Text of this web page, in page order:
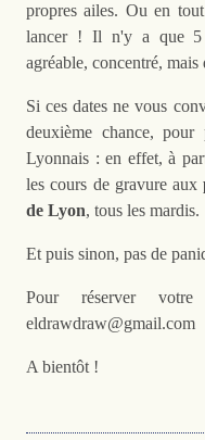
propres ailes. Ou en
lancer ! Il n'y a que 5
agréable, concentré, mais
Si ces dates ne vous
deuxième chance,
Lyonnais : en effet, à
les cours de gravure aux
de Lyon, tous les mardis.
Et puis sinon, pas de
Pour réserver
eldrawdraw@gmail.com
A bientôt !